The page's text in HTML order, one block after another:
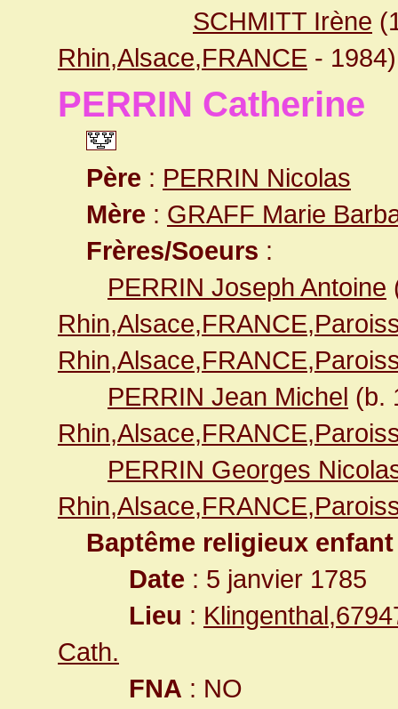
SCHMITT Irène
Rhin,Alsace,FRANCE - 1984)
PERRIN Catherine
Père : PERRIN Nicolas
Mère : GRAFF Marie
Frères/Soeurs :
PERRIN Joseph Antoine
PERRIN Jean Michel (b.
PERRIN Georges
Baptême religieux enfant
Date : 5 janvier 1785
Lieu :
Cath.
FNA : NO